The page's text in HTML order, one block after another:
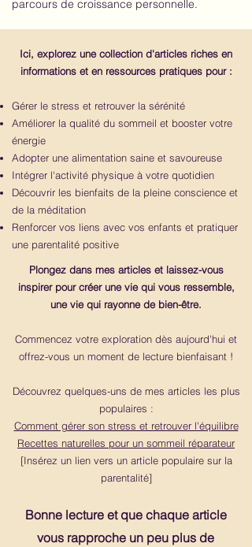
parcours de croissance personnelle.
Ici, explorez une collection d'articles riches en
informations et en ressources pratiques pour :
Gérer le stress et retrouver la sérénité
Améliorer la qualité du sommeil et booster votre
énergie
Adopter une alimentation saine et savoureuse
Intégrer l'activité physique à votre quotidien
Découvrir les bienfaits de la pleine conscience et
de la méditation
Renforcer vos liens avec vos enfants et pratiquer
une parentalité positive
Plongez dans mes articles et laissez-vous
inspirer pour créer une vie qui vous ressemble,
une vie qui rayonne de bien-être.
Commencez votre exploration dès aujourd'hui et
offrez-vous un moment de lecture bienfaisant !
Découvrez quelques-uns de mes articles les plus
populaires :
Comment gérer son stress et retrouver l'équilibre
Recettes naturelles pour un sommeil réparateur
[Insérez un lien vers un article populaire sur la
parentalité]
Bonne lecture et que chaque article
vous rapproche un peu plus de